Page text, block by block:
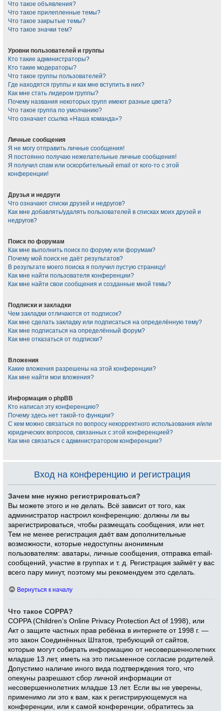
Что такое объявления?
Что такое прилепленные темы?
Что такое закрытые темы?
Что такое значки тем?
Уровни пользователей и группы
Кто такие администраторы?
Кто такие модераторы?
Что такое группы пользователей?
Где находятся группы и как мне вступить в них?
Как мне стать лидером группы?
Почему названия некоторых групп имеют разные цвета?
Что такое группа по умолчанию?
Что означает ссылка «Наша команда»?
Личные сообщения
Я не могу отправить личные сообщения!
Я постоянно получаю нежелательные личные сообщения!
Я получил спам или оскорбительный email от кого-то с этой
конференции!
Друзья и недруги
Что означают списки друзей и недругов?
Как мне добавлять/удалять пользователей в списках моих друзей и
недругов?
Поиск по форумам
Как мне выполнить поиск по форуму или форумам?
Почему мой поиск не даёт результатов?
В результате моего поиска я получил пустую страницу!
Как мне найти пользователя конференции?
Как мне найти свои сообщения и созданные мной темы?
Подписки и закладки
Чем закладки отличаются от подписок?
Как мне сделать закладку или подписаться на определённую тему?
Как мне подписаться на определённый форум?
Как мне отказаться от подписки?
Вложения
Какие вложения разрешены на этой конференции?
Как мне найти мои вложения?
Информация о phpBB
Кто написал эту конференцию?
Почему здесь нет такой-то функции?
С кем можно связаться по вопросу некорректного использования и/или
юридических вопросов, связанных с этой конференцией?
Как мне связаться с администратором конференции?
Вход на конференцию и регистрация
Зачем мне нужно регистрироваться?
Вы можете этого и не делать. Всё зависит от того, как
администратор настроил конференцию: должны ли вы
зарегистрироваться, чтобы размещать сообщения, или нет.
Тем не менее регистрация даёт вам дополнительные
возможности, которые недоступны анонимным
пользователям: аватары, личные сообщения, отправка email-
сообщений, участие в группах и т. д. Регистрация займёт у вас
всего пару минут, поэтому мы рекомендуем это сделать.
Вернуться к началу
Что такое COPPA?
COPPA (Children’s Online Privacy Protection Act of 1998), или
Акт о защите частных прав ребёнка в интернете от 1998 г. —
это закон Соединённых Штатов, требующий от сайтов,
которые могут собирать информацию от несовершеннолетних
младше 13 лет, иметь на это письменное согласие родителей.
Допустимо наличие иного вида подтверждения того, что
опекуны разрешают сбор личной информации от
несовершеннолетних младше 13 лет. Если вы не уверены,
применимо ли это к вам, как к регистрирующемуся на
конференции, или к самой конференции, обратитесь за